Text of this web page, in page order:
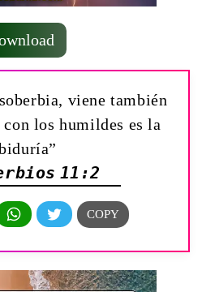
viene también
los humildes es la
11:2